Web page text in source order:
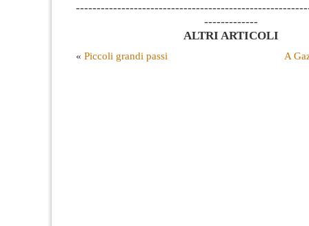
-------------
ALTRI ARTICOLI
« Piccoli grandi passi A